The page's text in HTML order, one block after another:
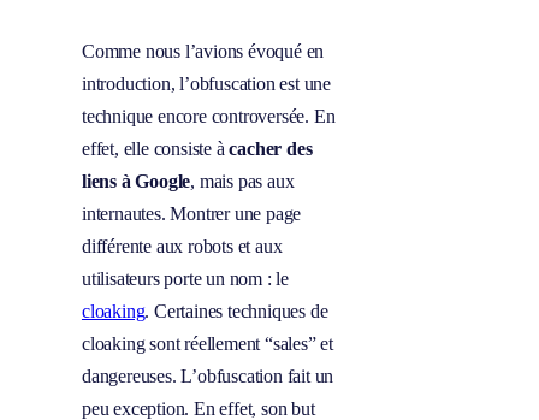
Comme nous l’avions évoqué en
introduction, l’obfuscation est une
technique encore controversée. En
effet, elle consiste àcacher des
liens à Google, mais pas aux
internautes. Montrer une page
différente aux robots et aux
utilisateurs porte un nom : le
cloaking. Certaines techniques de
cloaking sont réellement “sales” et
dangereuses. L’obfuscation fait un
peu exception. En effet, son but